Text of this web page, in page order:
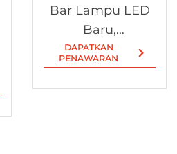
Bar Lampu LED
Baru,
Penghalang
Pengaman
Peringatan,
DAPATKAN
PENAWARAN